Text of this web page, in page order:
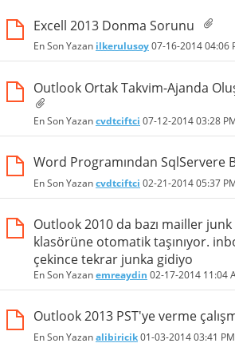
Excell 2013 Donma Sorunu
En Son Yazan ilkerulusoy07-16-201404:06
Outlook Ortak Takvim-Ajanda
En Son Yazancvdtciftci 07-12-201403:28
Word Programından SqlServere
En Son Yazancvdtciftci 02-21-201405:37
Outlook 2010 da bazı mailler junk
klasörüne otomatik taşınıyor.
çekince tekrar junka gidiyo
En Son Yazanemreaydin 02-17-2014 11:04
Outlook 2013 PST'ye verme
En Son Yazanalibiricik01-03-201403:41 PM